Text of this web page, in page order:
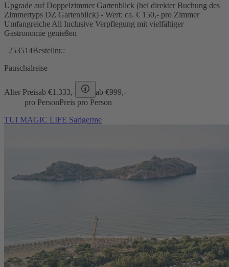
Upgrade auf Doppelzimmer Gartenblick (bei direkter Buchung des
Zimmertyps DZ Gartenblick) - Wert: ca. € 150,- pro Zimmer
Umfangreiche All Inclusive Verpflegung mit vielfältiger
Gastronomie genießen
253514Bestellnr.:
Pauschalreise
Alter Preisab €1.333,- ab €999,-
pro PersonPreis pro Person
TUI MAGIC LIFE Sarigerme